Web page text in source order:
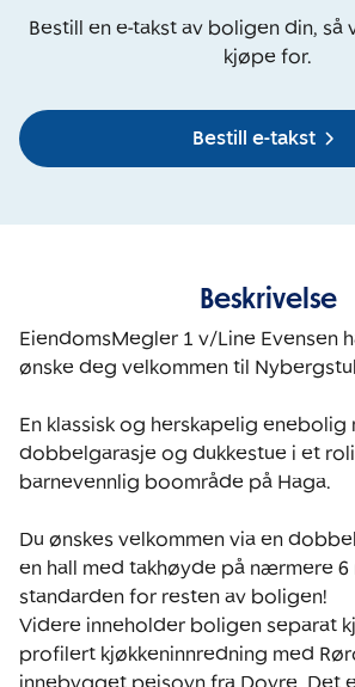
Bestill en e-takst av boligen din, så
kjøpe for.
Bestill e-takst
Beskrivelse
EiendomsMegler 1 v/Line Evensen
ønske deg velkommen til
En klassisk og herskapelig enebolig
dobbelgarasje og dukkestue i et
barnevennlig boområde på Haga.
Du ønskes velkommen via en
en hall med takhøyde på nærmere 6
standarden for resten av boligen!
Videre inneholder boligen separat
profilert kjøkkeninnredning med